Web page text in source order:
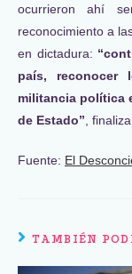
ocurrieron ahí
reconocimiento a
en dictadura:
país,
militancia política
de Estado” , finaliza.
Fuente: El
TAMBIÉN